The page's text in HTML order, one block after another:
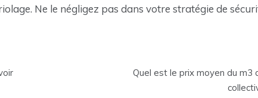
Ne le négligez pas dans votre stratégie de
Quel est le prix moyen du m3